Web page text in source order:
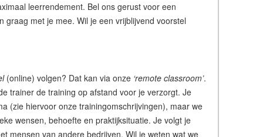
leerrendement. Bel ons gerust voor een
met je mee. Wil je een vrijblijvend voorstel
(online) volgen? Dat kan via onze ‘remote classroom’.
trainer de training op afstand voor je verzorgt. Je
(zie hiervoor onze trainingomschrijvingen), maar we
wensen, behoefte en praktijksituatie. Je volgt je
mensen van andere bedrijven. Wil je weten wat we